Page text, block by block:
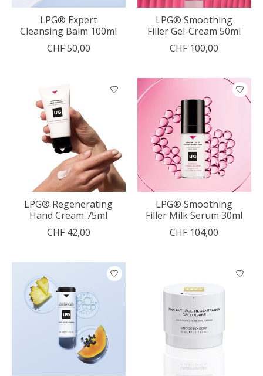
LPG® Expert
Cleansing Balm 100ml
CHF 50,00
LPG® Smoothing
Filler Gel-Cream 50ml
CHF 100,00
LPG® Regenerating
Hand Cream 75ml
CHF 42,00
LPG® Smoothing
Filler Milk Serum 30ml
CHF 104,00